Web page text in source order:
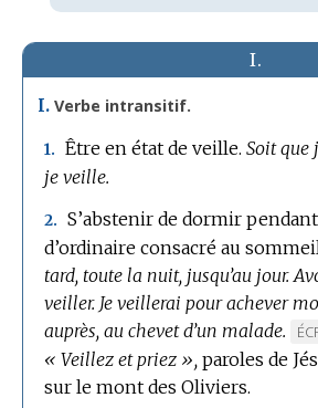
I.
I. Verbe intransitif.
1. Être en état de veille. Soit que
je veille.
2. S’abstenir de dormir
d’ordinaire consacré au
tard, toute la nuit, jusqu’au jour.
veiller. Je veillerai pour achever
auprès, au chevet d’un malade.
DE
« Veillez et priez », paroles de
sur le mont des Oliviers.